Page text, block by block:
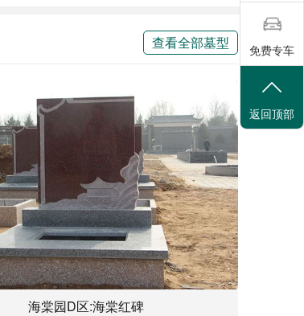
查看全部墓型
海棠园D区:海棠红碑
免费专车
返回顶部